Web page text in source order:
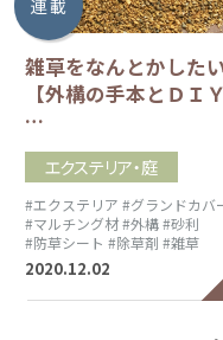
雑草をなんとかした
【外構の手本とＤＩＹ
…
エクステリア・庭
#エクステリア #グランドカバ
#マルチング材#外構#砂利
#防草シート #除草剤 #雑草
2020.12.02